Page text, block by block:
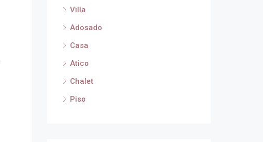
Villa
Adosado
Casa
Atico
Chalet
Piso